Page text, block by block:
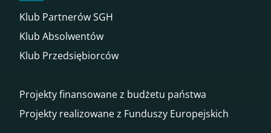
Klub Partnerów SGH
Klub Absolwentów
Klub Przedsiębiorców
Projekty finansowane z budżetu państwa
Projekty realizowane z Funduszy Europejskich